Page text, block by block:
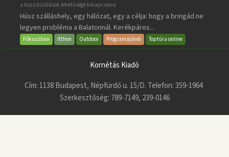
BalatonBIKE365
bejegyzéshez
a hozzászólások lehetősége kikapcsolva
Húsz szálláshely, egy hálózat, egy a célja: hogy a bringád ne
legyen probléma a Balatonnál. Kerékpáros...
Fókuszban Itthon Outdoor Programajánló Toptúra online
Kornétás Kiadó
Cím: 1138 Budapest, Népfürdő u. 15/D. Telefon: 359-1964
Szerkesztőség: 789-7149, 239-0146